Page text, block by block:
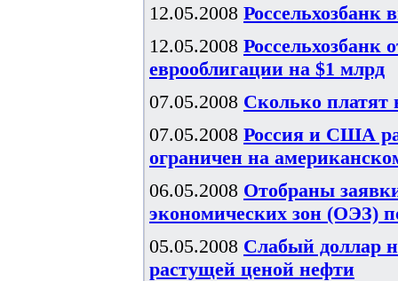
12.05.2008 Россельхозбанк
12.05.2008 Россельхозбанк
еврооблигации на $1 млрд
07.05.2008 Сколько платят
07.05.2008 Россия и США
ограничен на
06.05.2008 Отобраны
экономических зон (ОЭЗ)
05.05.2008 Слабый доллар
растущей ценой нефти